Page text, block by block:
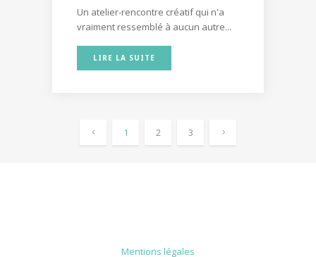
Un atelier-rencontre créatif qui n'a
vraiment ressemblé à aucun autre...
LIRE LA SUITE
1 2 3
Mentions légales